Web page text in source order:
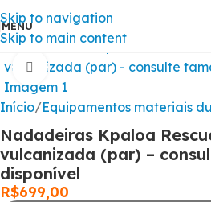
Skip to navigation
Skip to main content
MENU
Clique para ampliar
Início/Equipamentos materiais
Nadadeiras Kpaloa
vulcanizada (par) –
disponível
R$699,00